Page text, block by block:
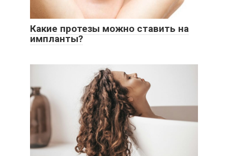
Какие протезы можно ставить на
импланты?